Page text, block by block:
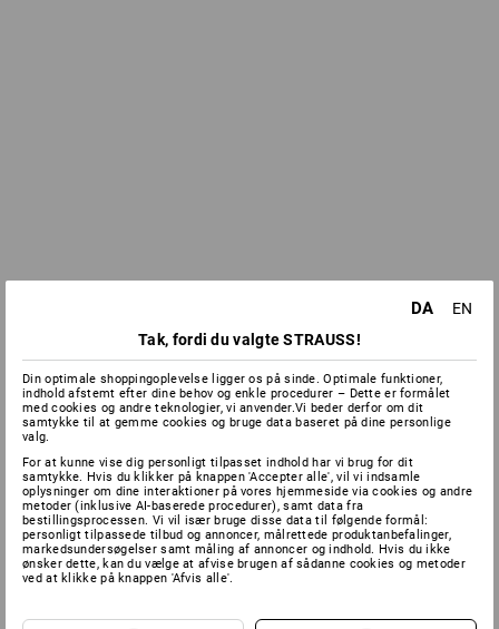
DA
EN
Tak, fordi du valgte STRAUSS!
Din optimale shoppingoplevelse ligger os på sinde. Optimale funktioner,
indhold afstemt efter dine behov og enkle procedurer – Dette er formålet
med cookies og andre teknologier, vi anvender.Vi beder derfor om dit
samtykke til at gemme cookies og bruge data baseret på dine personlige
valg.
For at kunne vise dig personligt tilpasset indhold har vi brug for dit
samtykke. Hvis du klikker på knappen 'Accepter alle', vil vi indsamle
oplysninger om dine interaktioner på vores hjemmeside via cookies og andre
metoder (inklusive AI-baserede procedurer), samt data fra
bestillingsprocessen. Vi vil især bruge disse data til følgende formål:
personligt tilpassede tilbud og annoncer, målrettede produktanbefalinger,
markedsundersøgelser samt måling af annoncer og indhold. Hvis du ikke
ønsker dette, kan du vælge at afvise brugen af sådanne cookies og metoder
ved at klikke på knappen 'Afvis alle'.